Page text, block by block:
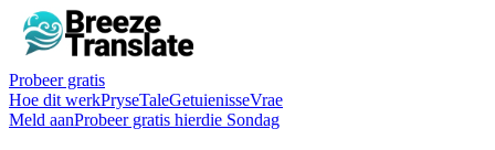
Probeer gratis
Hoe dit werkPryseTaleGetuienisseVrae
Meld aanProbeer gratis hierdie Sondag